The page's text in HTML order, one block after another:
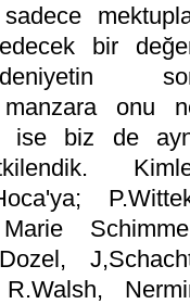
bir
manzara onu
ise biz de